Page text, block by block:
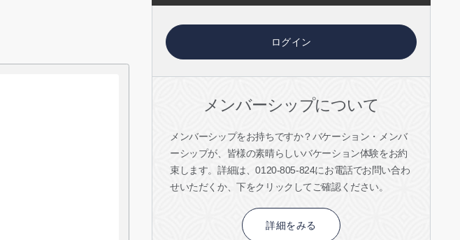
ログイン
メンバーシップについて
メンバーシップをお持ちですか？バケーション・メンバ
ーシップが、皆様の素晴らしいバケーション体験をお約
束します。詳細は、0120-805-824にお電話でお問い合わ
せいただくか、下をクリックしてご確認ください。
詳細をみる